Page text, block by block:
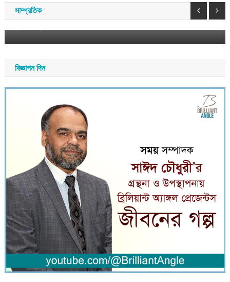
সাম্প্রতিক
শেখ হাসিনাকে নিয়ে কি দিল্লির অস্বস্তি বেড়েছে?
বিজ্ঞাপন দিন